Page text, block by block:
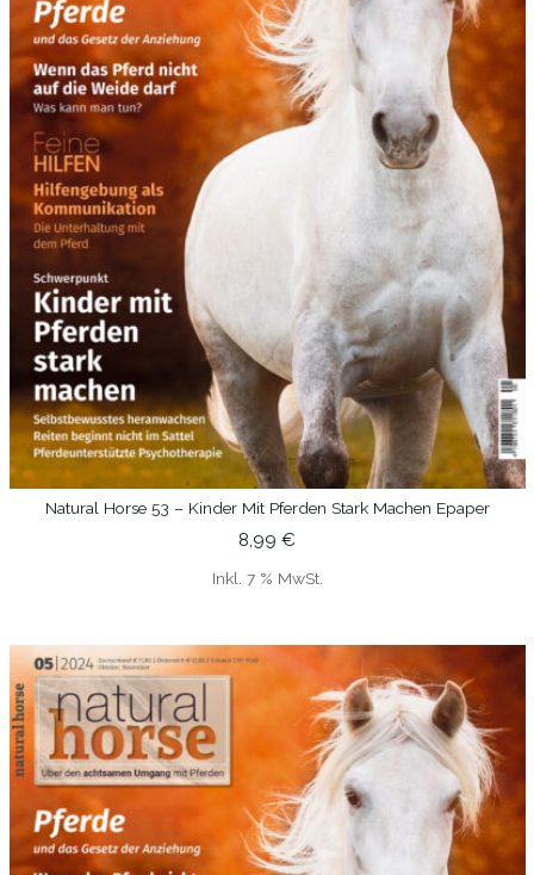
IN DEN WARENKORB
Natural Horse 53 – Kinder Mit Pferden Stark Machen Epaper
8,99 €
Inkl. 7 % MwSt.